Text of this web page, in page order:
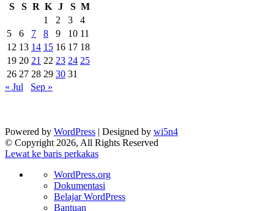
S
S R K J S M
1
2 3
4
5
6 7 8 9 10 11
12 13 14 15 16 17 18
19 20 21 22 23 24 25
26 27 28 29 30 31
« Jul
Sep »
Powered by WordPress | Designed by wi5n4
© Copyright 2026, All Rights Reserved
Lewat ke baris perkakas
Tentang
WordPress
WordPress.org
Dokumentasi
Belajar WordPress
Bantuan